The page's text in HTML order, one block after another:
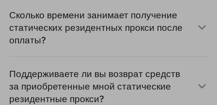
Сколько времени занимает получение
статических резидентных прокси после
оплаты?
Поддерживаете ли вы возврат средств
за приобретенные мной статические
резидентные прокси?